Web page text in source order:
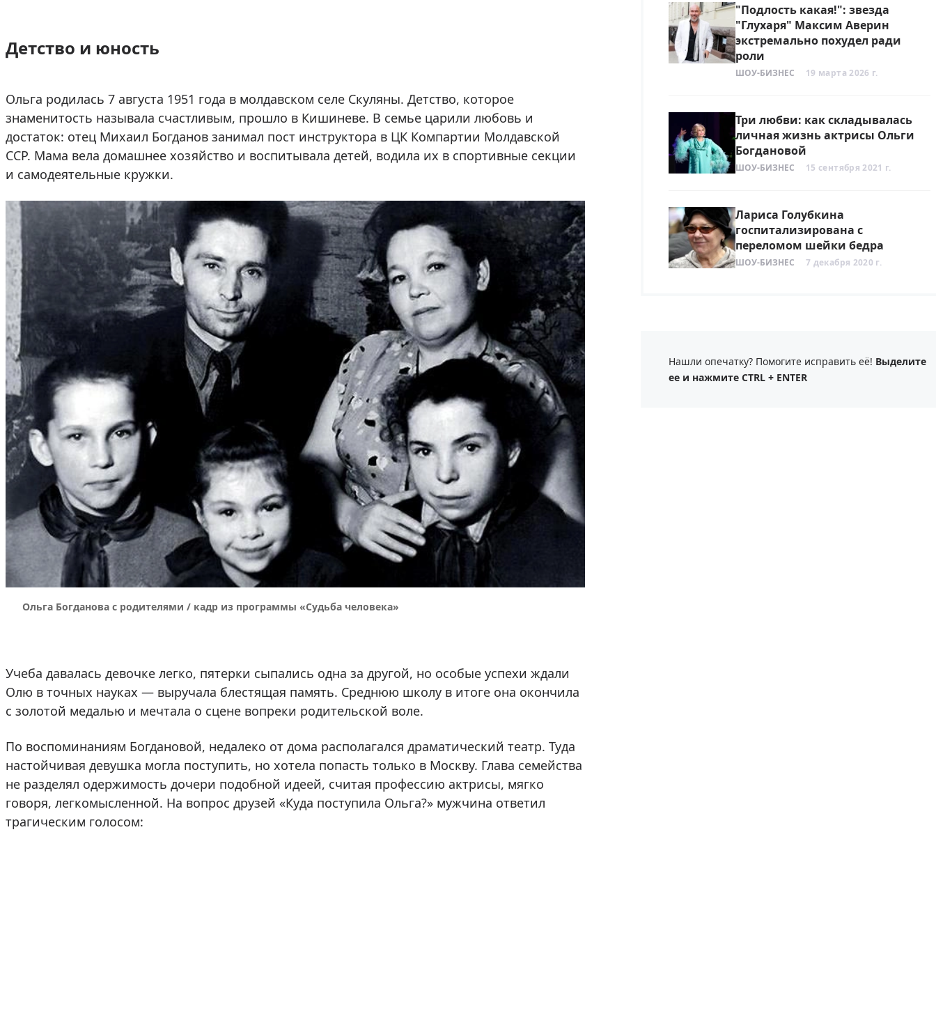
Детство и юность
Ольга родилась 7 августа 1951 года в молдавском селе Скуляны. Детство, которое
знаменитость называла счастливым, прошло в Кишиневе. В семье царили любовь и
достаток: отец Михаил Богданов занимал пост инструктора в ЦК Компартии Молдавской
ССР. Мама вела домашнее хозяйство и воспитывала детей, водила их в спортивные секции
и самодеятельные кружки.
Ольга Богданова с родителями / кадр из программы «Судьба человека»
Учеба давалась девочке легко, пятерки сыпались одна за другой, но особые успехи ждали
Олю в точных науках — выручала блестящая память. Среднюю школу в итоге она окончила
с золотой медалью и мечтала о сцене вопреки родительской воле.
По воспоминаниям Богдановой, недалеко от дома располагался драматический театр. Туда
настойчивая девушка могла поступить, но хотела попасть только в Москву. Глава семейства
не разделял одержимость дочери подобной идеей, считая профессию актрисы, мягко
говоря, легкомысленной. На вопрос друзей «Куда поступила Ольга?» мужчина ответил
трагическим голосом:
"Подлость какая!": звезда
"Глухаря" Максим Аверин
экстремально похудел ради
роли
ШОУ-БИЗНЕС 19 марта 2026 г.
Три любви: как складывалась
личная жизнь актрисы Ольги
Богдановой
ШОУ-БИЗНЕС 15 сентября 2021 г.
Лариса Голубкина
госпитализирована с
переломом шейки бедра
ШОУ-БИЗНЕС 7 декабря 2020 г.
Нашли опечатку? Помогите исправить её! Выделите
ее и нажмите CTRL + ENTER